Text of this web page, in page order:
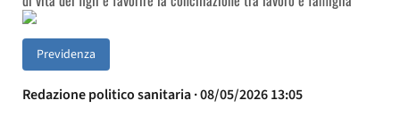
Previdenza
Redazione politico sanitaria · 08/05/2026 13:05